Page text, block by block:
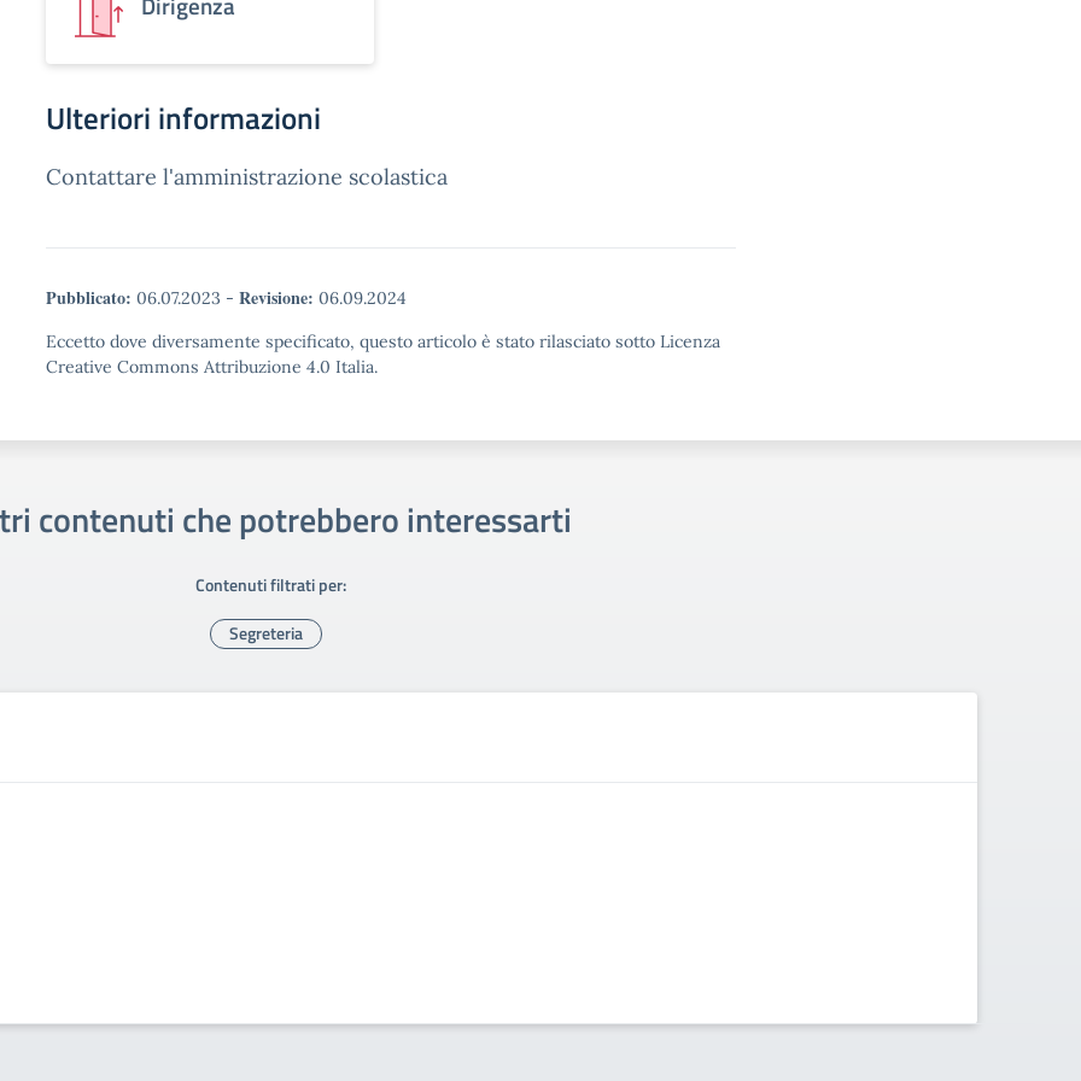
Ulteriori informazioni
Contattare l'amministrazione scolastica
Pubblicato: 06.07.2023 - Revisione: 06.09.2024
Eccetto dove diversamente specificato, questo articolo è stato rilasciato sotto Licenza
Creative Commons Attribuzione 4.0 Italia.
contenuti che potrebbero interessarti
Contenuti filtrati per:
Segreteria